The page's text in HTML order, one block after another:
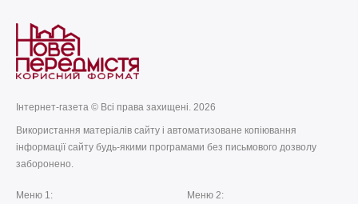
Інтернет-газета © Всі права захищені. 2026
Використання матеріалів сайту і автоматизоване копіювання
інформації сайту будь-якими програмами без письмового дозволу
заборонено.
Меню 1: Меню 2: